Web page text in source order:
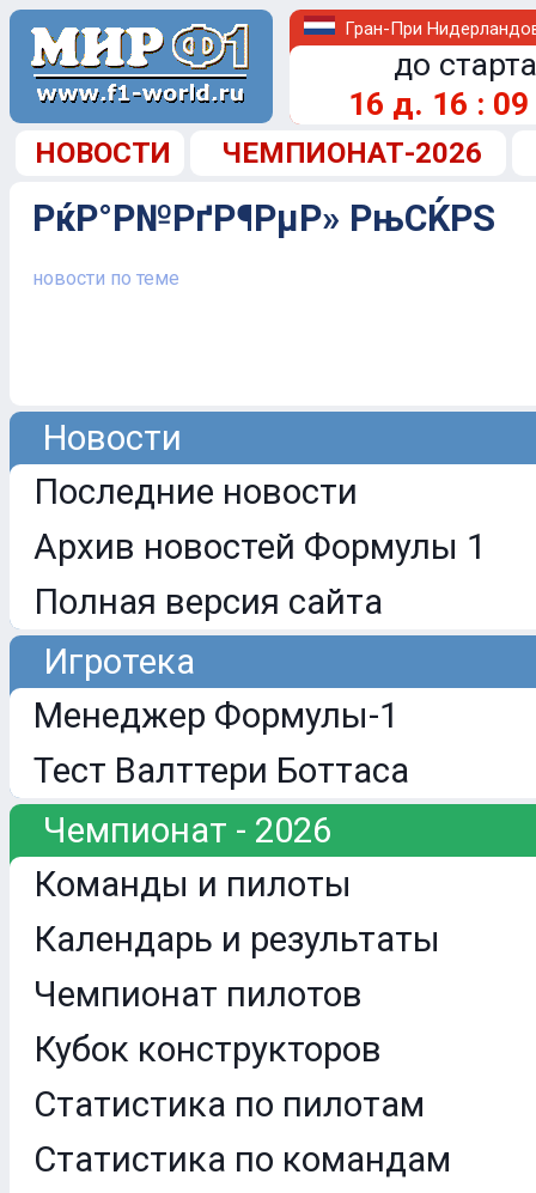
Гран-При
до
16 д. 16 : 09
НОВОСТИ ЧЕМПИОНАТ-2026
РќР°Р№РґР¶РµР» РњСЌРЅ
новости по теме
Новости
Последние новости
Архив новостей Формулы 1
Полная версия сайта
Игротека
Менеджер Формулы-1
Тест Валттери Боттаса
Чемпионат - 2026
Команды и пилоты
Календарь и результаты
Чемпионат пилотов
Кубок конструкторов
Статистика по пилотам
Статистика по командам